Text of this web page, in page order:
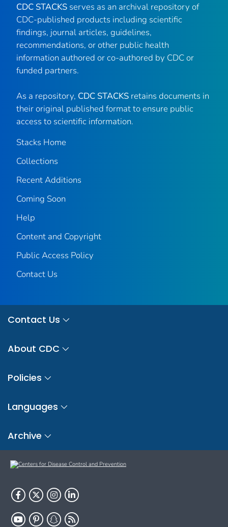
CDC STACKS serves as an archival repository of
CDC-published products including scientific
findings, journal articles, guidelines,
recommendations, or other public health
information authored or co-authored by CDC or
funded partners.
As a repository, CDC STACKS retains documents in
their original published format to ensure public
access to scientific information.
Stacks Home
Collections
Recent Additions
Coming Soon
Help
Content and Copyright
Public Access Policy
Contact Us
Contact Us
About CDC
Policies
Languages
Archive